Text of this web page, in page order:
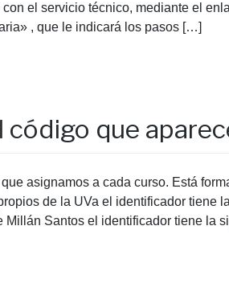
el servicio técnico, mediante el
, que le indicará los pasos […]
código que
asignamos a cada curso. Está
de la UVa el identificador tiene
Santos el identificador tiene la